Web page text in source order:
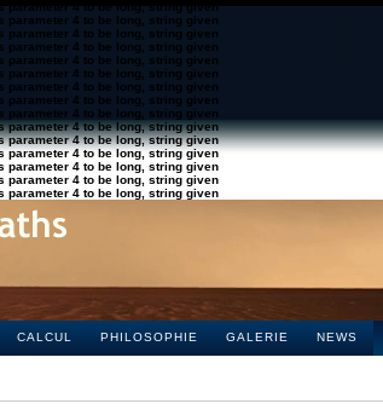
parameter 4 to be long, string given
parameter 4 to be long, string given
parameter 4 to be long, string given
parameter 4 to be long, string given
parameter 4 to be long, string given
parameter 4 to be long, string given
parameter 4 to be long, string given
parameter 4 to be long, string given
parameter 4 to be long, string given
parameter 4 to be long, string given
parameter 4 to be long, string given
parameter 4 to be long, string given
parameter 4 to be long, string given
parameter 4 to be long, string given
parameter 4 to be long, string given
CALCUL PHILOSOPHIE GALERIE NEWS